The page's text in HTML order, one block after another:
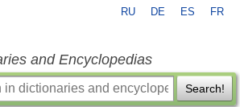
RU DE ES FR
and Encyclopedias
Search!